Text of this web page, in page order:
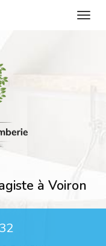
à Voiron